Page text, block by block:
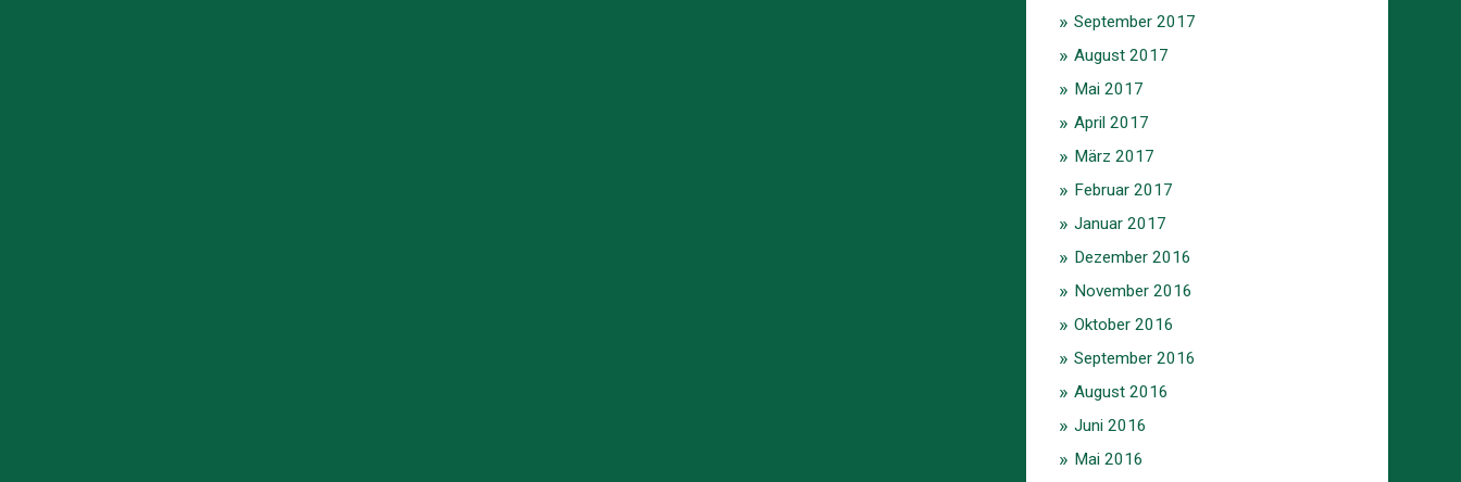
September 2017
August 2017
Mai 2017
April 2017
März 2017
Februar 2017
Januar 2017
Dezember 2016
November 2016
Oktober 2016
September 2016
August 2016
Juni 2016
Mai 2016